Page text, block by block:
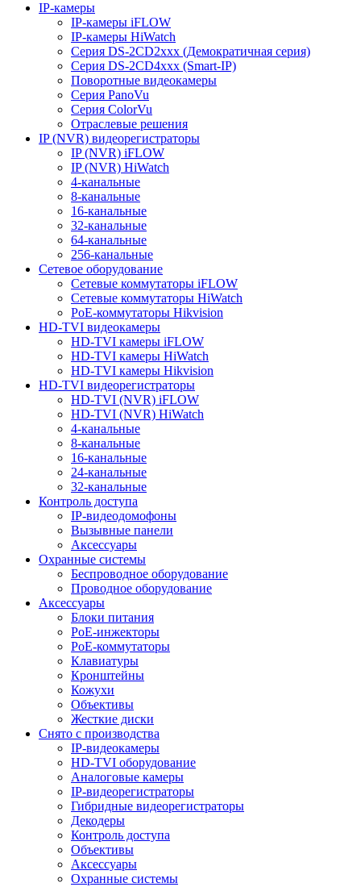
IP-камеры
IP-камеры iFLOW
IP-камеры HiWatch
Серия DS-2CD2xxx (Демократичная серия)
Серия DS-2CD4xxx (Smart-IP)
Поворотные видеокамеры
Серия PanoVu
Серия ColorVu
Отраслевые решения
IP (NVR) видеорегистраторы
IP (NVR) iFLOW
IP (NVR) HiWatch
4-канальные
8-канальные
16-канальные
32-канальные
64-канальные
256-канальные
Сетевое оборудование
Сетевые коммутаторы iFLOW
Сетевые коммутаторы HiWatch
PoE-коммутаторы Hikvision
HD-TVI видеокамеры
HD-TVI камеры iFLOW
HD-TVI камеры HiWatch
HD-TVI камеры Hikvision
HD-TVI видеорегистраторы
HD-TVI (NVR) iFLOW
HD-TVI (NVR) HiWatch
4-канальные
8-канальные
16-канальные
24-канальные
32-канальные
Контроль доступа
IP-видеодомофоны
Вызывные панели
Аксессуары
Охранные системы
Беспроводное оборудование
Проводное оборудование
Аксессуары
Блоки питания
PoE-инжекторы
PoE-коммутаторы
Клавиатуры
Кронштейны
Кожухи
Объективы
Жесткие диски
Снято с производства
IP-видеокамеры
HD-TVI оборудование
Аналоговые камеры
IP-видеорегистраторы
Гибридные видеорегистраторы
Декодеры
Контроль доступа
Объективы
Аксессуары
Охранные системы